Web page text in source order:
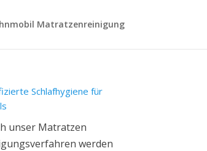
Matratzenreinigung
Schlafhygiene für
unser Matratzen
werden